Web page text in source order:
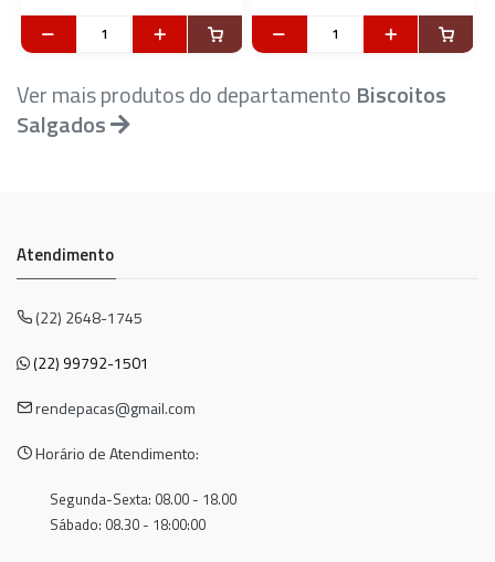
Ver mais produtos do departamento Biscoitos
Salgados
Atendimento
(22) 2648-1745
(22) 99792-1501
rendepacas@gmail.com
Horário de Atendimento:
Segunda-Sexta: 08.00 - 18.00
Sábado: 08.30 - 18:00:00